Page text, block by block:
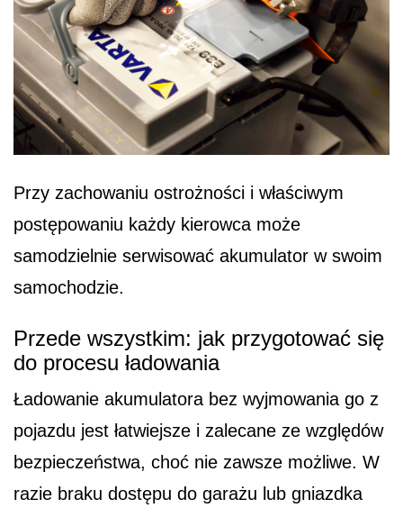
Przy zachowaniu ostrożności i właściwym
postępowaniu każdy kierowca może
samodzielnie serwisować akumulator w swoim
samochodzie.
Przede wszystkim: jak przygotować się
do procesu ładowania
Ładowanie akumulatora bez wyjmowania go z
pojazdu jest łatwiejsze i zalecane ze względów
bezpieczeństwa, choć nie zawsze możliwe. W
razie braku dostępu do garażu lub gniazdka